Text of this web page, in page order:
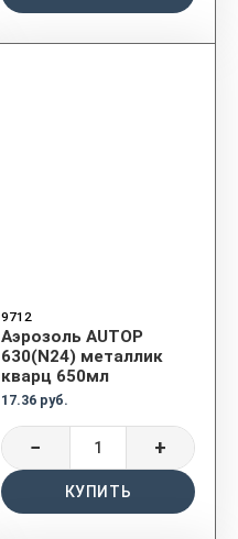
9712
Аэрозоль AUTOP
630(N24) металлик
кварц 650мл
17.36 руб.
− +
КУПИТЬ